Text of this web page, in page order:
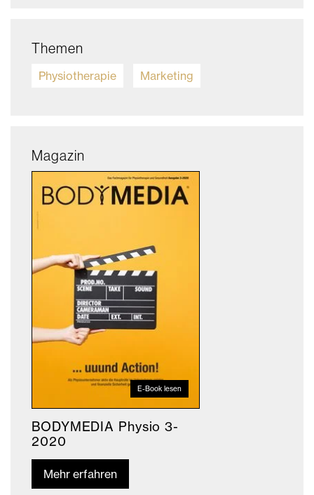
Themen
Physiotherapie Marketing
Magazin
E-Book lesen
BODYMEDIA Physio 3-
2020
Mehr erfahren